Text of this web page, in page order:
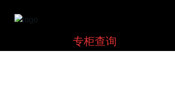
专柜查询